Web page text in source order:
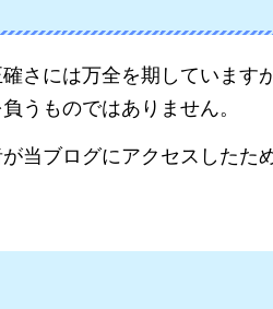
さには万全を期しています
うものではありません。
当ブログにアクセスしたた